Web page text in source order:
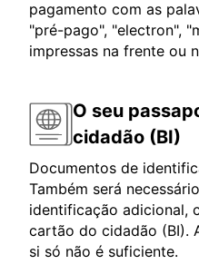
pagamento com as
"pré-pago", "electron",
impressas na frente ou
O seu
cidadão (BI)
Documentos de
Também será
identificação adicional,
cartão do cidadão (BI).
si só não é suficiente.